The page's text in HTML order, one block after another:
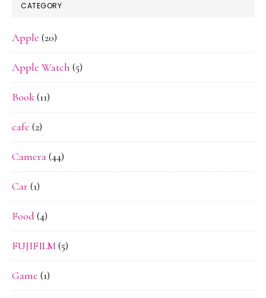
CATEGORY
Apple (20)
Apple Watch (5)
Book(11)
cafe (2)
Camera(44)
Car (1)
Food(4)
FUJIFILM(5)
Game (1)